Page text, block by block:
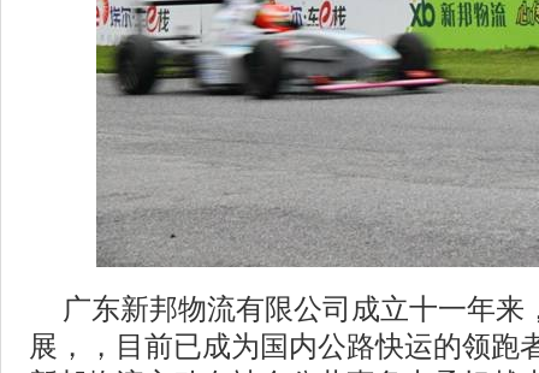
广东新邦物流有限公司成立十一年来
展，，目前已成为国内公路快运的领跑